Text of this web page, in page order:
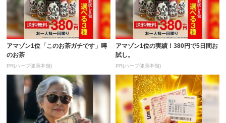
アマゾン1位「このお茶ガチです」噂
のお茶
PR(ハーブ健康本舗)
アマゾン1位の実績！380円で5日間お
試し。
PR(ハーブ健康本舗)